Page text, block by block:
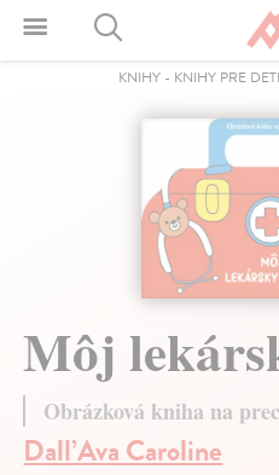
KNIHY - KNIHY PRE DETI
Môj
Obrázková kniha na
Dall’Ava Caroline